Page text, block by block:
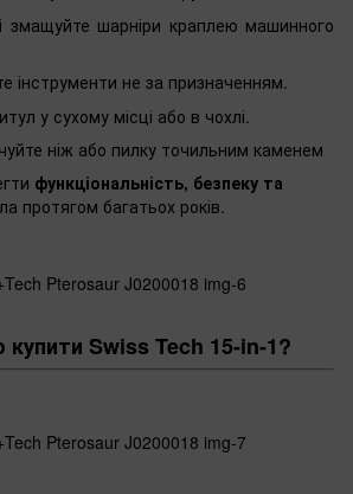
змащуйте шарніри краплею машинного
інструменти не за призначенням.
у сухому місці або в чохлі.
ніж або пилку точильним каменем
функціональність, безпеку та
протягом багатьох років.
купити Swiss Tech 15-in-1?